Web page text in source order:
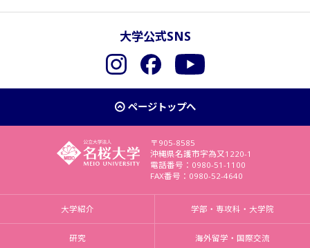
大学公式SNS
InstagramFacebookYouTube
ページトップへ
〒905-8585
沖縄県名護市字為又1220-1
電話番号：0980-51-1100
FAX番号：0980-52-4640
大学紹介 学部・専攻科・大学院
研究 海外留学・国際交流